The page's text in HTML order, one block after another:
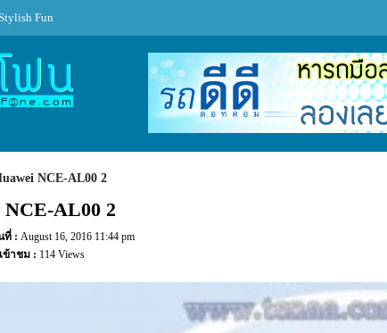
Fun
NCE-AL00 2
NCE-AL00 2
August 16, 2016 11:44 pm
114 Views